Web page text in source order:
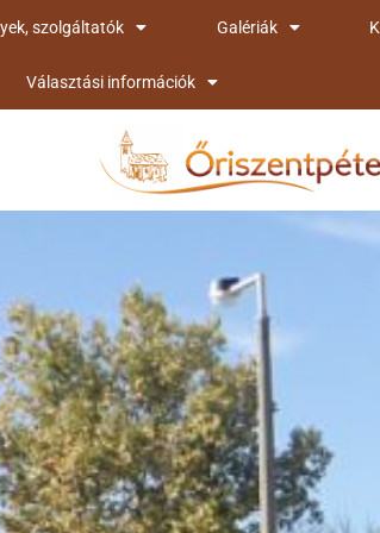
szolgáltatók Galériák
Választási információk